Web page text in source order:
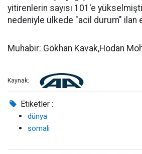
yitirenlerin sayısı 101'e
nedeniyle ülkede "acil durum" ilan
Muhabir: Gökhan Kavak,Hodan
Kaynak:
Etiketler :
dünya
somali